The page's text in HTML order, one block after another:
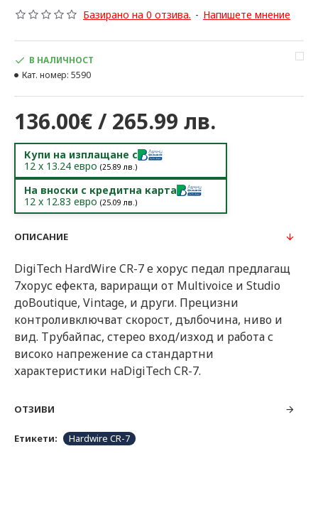
Базирано на 0 отзива. - Напишете мнение
136.00€ / 265.99 лв.
В НАЛИЧНОСТ
Кат. номер: 5590
Купи на изплащане с
12 x 13.24 евро (25.89 лв.)
На вноски с кредитна карта
12 x 12.83 евро (25.09 лв.)
ОПИСАНИЕ
DigiTech HardWire CR-7 е хорус педал предлагащ
7хорус ефекта, вариращи от Multivoice и Studio
доBoutique, Vintage, и други. Прецизни
контроливключват скорост, дълбочина, ниво и
вид. Трубайпас, стерео вход/изход и работа с
високо напрежение са стандартни
характеристики наDigiTech CR-7.
ОТЗИВИ
Етикети: Hardwire CR-7